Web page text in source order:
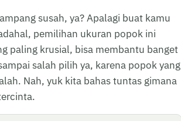
susah, ya? Apalagi buat kamu
pemilihan ukuran popok ini
paling krusial, bisa membantu banget
salah pilih ya, karena popok yang
Nah, yuk kita bahas tuntas gimana